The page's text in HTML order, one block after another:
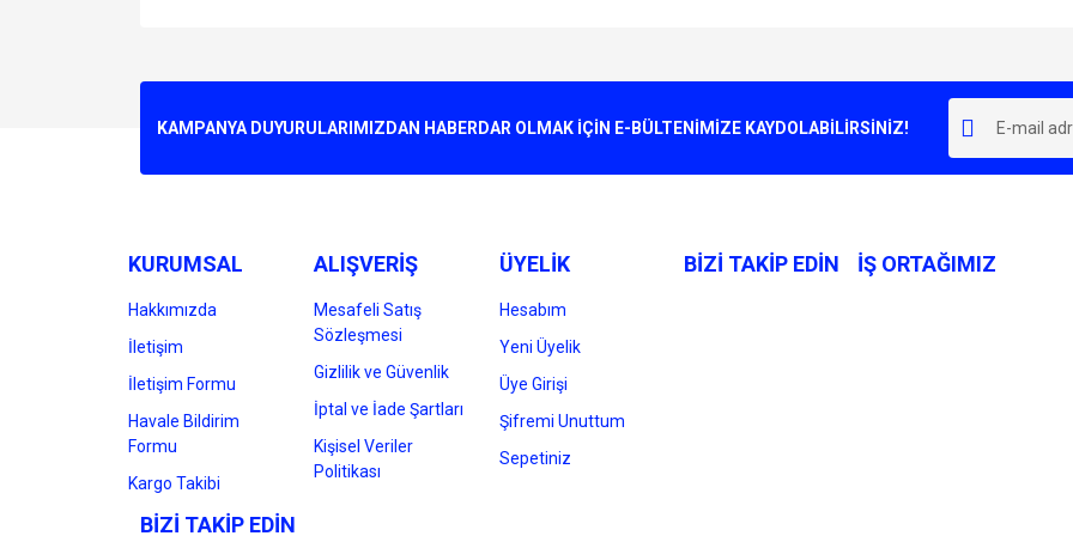
Ürün resmi kalitesiz, bozuk veya görüntülenemiyor.
Bu ürüne benzer farklı alternatifler olmalı.
KAMPANYA DUYURULARIMIZDAN HABERDAR OLMAK İÇİN E-BÜLTENİMİZE KAYDOLABİLİRSİNİZ!
KURUMSAL
Hakkımızda
İletişim
İletişim Formu
Havale Bildirim
Formu
Kargo Takibi
ALIŞVERİŞ
Mesafeli Satış
Sözleşmesi
Gizlilik ve Güvenlik
İptal ve İade Şartları
Kişisel Veriler
Politikası
ÜYELİK
Hesabım
Yeni Üyelik
Üye Girişi
Şifremi Unuttum
Sepetiniz
BİZİ TAKİP EDİN İŞ ORTAĞIMIZ
BİZİ TAKİP EDİN